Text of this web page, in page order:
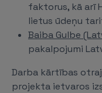
faktorus, kā arī
lietus ūdeņu
Baiba Gulbe
pakalpojumi
Darba kārtības
projekta ietvaros